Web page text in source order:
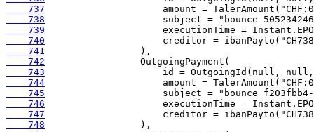
    737
    738
    739
    740
    741
    742
    743
    744
    745
    746
    747
    748